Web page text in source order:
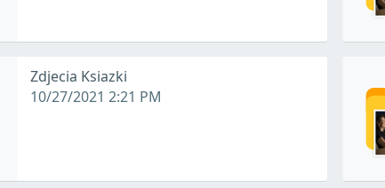
Zdjecia Ksiazki
10/27/2021 2:21 PM